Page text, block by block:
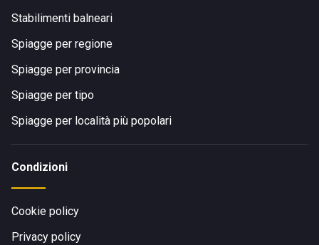
Stabilimenti balneari
Spiagge per regione
Spiagge per provincia
Spiagge per tipo
Spiagge per località più popolari
Condizioni
Cookie policy
Privacy policy